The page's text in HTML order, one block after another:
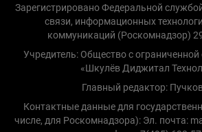
Зарегистрировано Федеральной
связи, информационных
коммуникаций (Роскомнадзор)
Учредитель: Общество с ограниченной
«Шкулёв Диджитал
Главный редактор:
Контактные данные для
числе, для Роскомнадзора): Эл. почта: